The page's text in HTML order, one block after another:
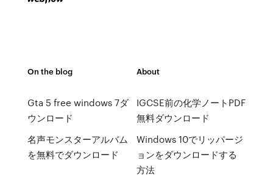
On the blog
Gta 5 free windows 7ダ
ウンロード
名声モンスターアルバム
を無料でダウンロード
About
IGCSE前の化学ノートPDF
無料ダウンロード
Windows 10でリッパージ
ョンをダウンロードする
方法